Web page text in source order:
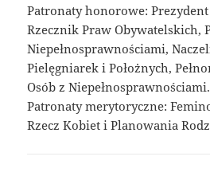
Patronaty honorowe:
Rzecznik Praw Obywatelskich,
Niepełnosprawnościami,
Pielęgniarek i Położnych,
Osób z Niepełnosprawnościami.
Patronaty merytoryczne:
Rzecz Kobiet i Planowania